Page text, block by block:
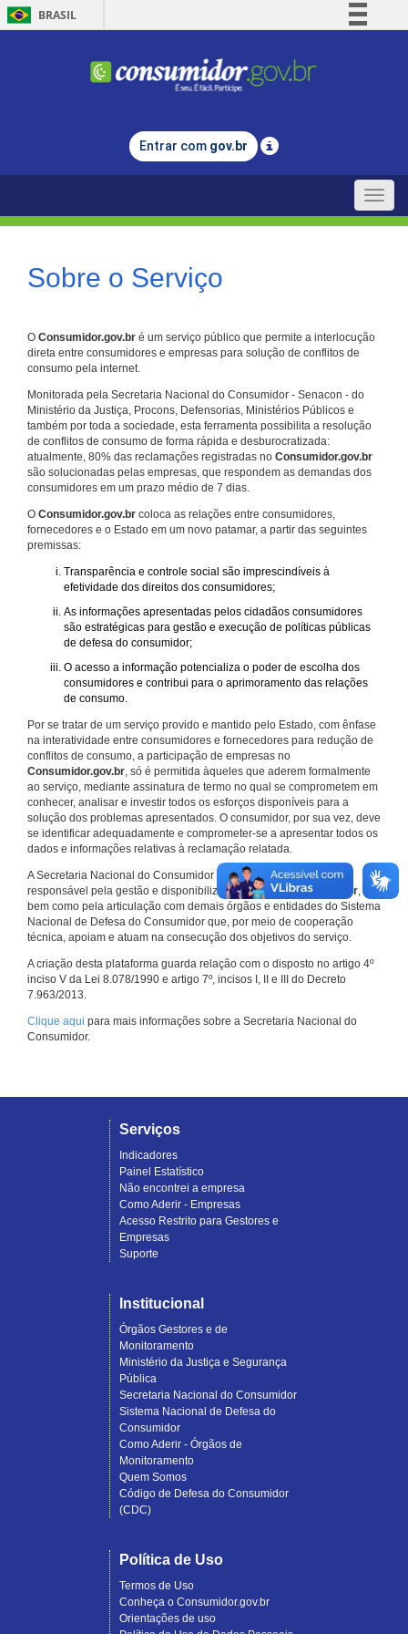
BRASIL
Comunica BR
Legislação
Entrar com gov.br
Toggle
Sobre o Serviço
O Consumidor.gov.br é um serviço público que permite a interlocução
direta entre consumidores e empresas para solução de conflitos de
consumo pela internet.
Monitorada pela Secretaria Nacional do Consumidor - Senacon - do
Ministério da Justiça, Procons, Defensorias, Ministérios Públicos e
também por toda a sociedade, esta ferramenta possibilita a resolução
de conflitos de consumo de forma rápida e desburocratizada:
atualmente, 80% das reclamações registradas no Consumidor.gov.br
são solucionadas pelas empresas, que respondem as demandas dos
consumidores em um prazo médio de 7 dias.
O Consumidor.gov.br coloca as relações entre consumidores,
fornecedores e o Estado em um novo patamar, a partir das seguintes
premissas:
Transparência e controle social são imprescindíveis à
efetividade dos direitos dos consumidores;
As informações apresentadas pelos cidadãos consumidores
são estratégicas para gestão e execução de políticas públicas
de defesa do consumidor;
O acesso a informação potencializa o poder de escolha dos
consumidores e contribui para o aprimoramento das relações
de consumo.
Por se tratar de um serviço provido e mantido pelo Estado, com ênfase
na interatividade entre consumidores e fornecedores para redução de
conflitos de consumo, a participação de empresas no
Consumidor.gov.br, só é permitida àqueles que aderem formalmente
ao serviço, mediante assinatura de termo no qual se comprometem em
conhecer, analisar e investir todos os esforços disponíveis para a
solução dos problemas apresentados. O consumidor, por sua vez, deve
se identificar adequadamente e comprometer-se a apresentar todos os
dados e informações relativas à reclamação relatada.
A Secretaria Nacional do Consumidor do Ministério da Justiça é a
responsável pela gestão e disponibilização doConsumidor.gov.br,
bem como pela articulação com demais órgãos e entidades do Sistema
Nacional de Defesa do Consumidor que, por meio de cooperação
técnica, apoiam e atuam na consecução dos objetivos do serviço.
A criação desta plataforma guarda relação com o disposto no artigo 4º
inciso V da Lei 8.078/1990 e artigo 7º, incisos I, II e III do Decreto
7.963/2013.
Clique aqui para mais informações sobre a Secretaria Nacional do
Consumidor.
Serviços
Indicadores
Painel Estatístico
Não encontrei a empresa
Como Aderir - Empresas
Acesso Restrito para Gestores e
Empresas
Suporte
Institucional
Órgãos Gestores e de
Monitoramento
Ministério da Justiça e Segurança
Pública
Secretaria Nacional do Consumidor
Sistema Nacional de Defesa do
Consumidor
Como Aderir - Órgãos de
Monitoramento
Quem Somos
Código de Defesa do Consumidor
(CDC)
Política de Uso
Termos de Uso
Conheça o Consumidor.gov.br
Orientações de uso